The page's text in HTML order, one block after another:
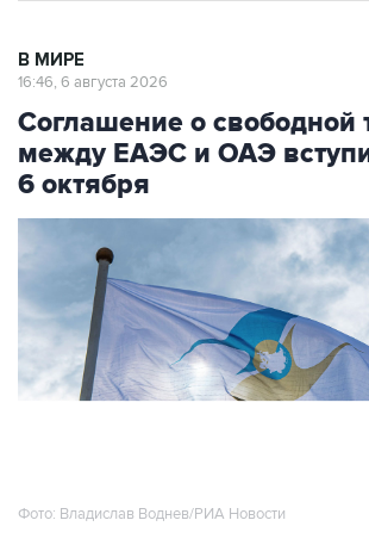
В МИРЕ
16:46, 6 августа 2026
Соглашение о свободной
между ЕАЭС и ОАЭ
6 октября
Фото: Владислав Воднев/РИА Новости